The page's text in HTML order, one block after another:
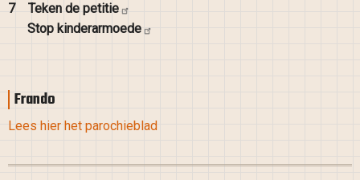
7 Teken de petitie
Stop kinderarmoede
Frando
Lees hier het parochieblad